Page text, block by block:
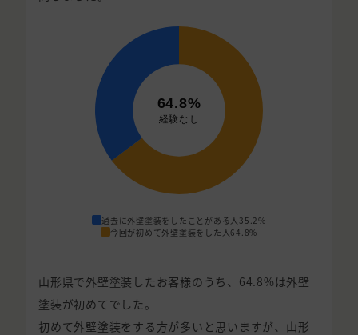
過去に外壁塗装をしたことがある人 35.2%
今回が初めて外壁塗装をした人64.8%
山形県で外壁塗装したお客様のうち、64.8%は外壁
塗装が初めてでした。
初めて外壁塗装をする方が多いと思いますが、山形